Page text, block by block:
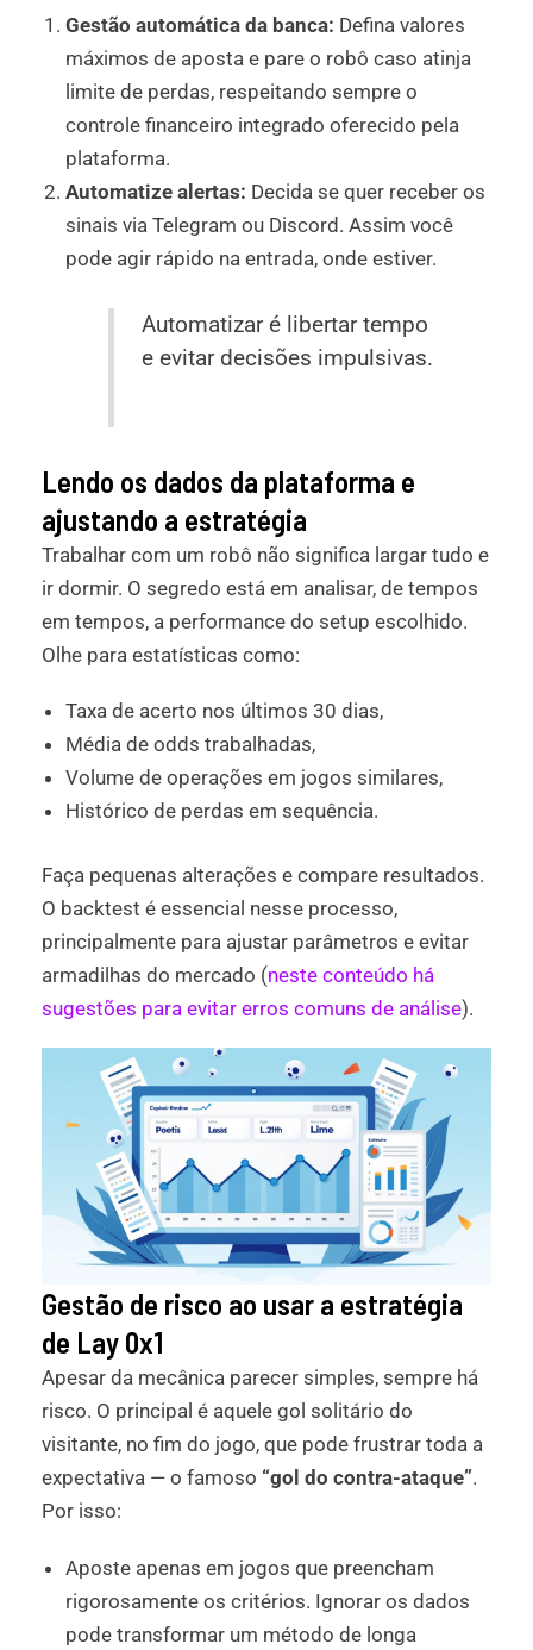
Gestão automática da banca: Defina valores
máximos de aposta e pare o robô caso atinja
limite de perdas, respeitando sempre o
controle financeiro integrado oferecido pela
plataforma.
Automatize alertas: Decida se quer receber os
sinais via Telegram ou Discord. Assim você
pode agir rápido na entrada, onde estiver.
Automatizar é libertar tempo
e evitar decisões impulsivas.
Lendo os dados da plataforma e
ajustando a estratégia
Trabalhar com um robô não significa largar tudo e
ir dormir. O segredo está em analisar, de tempos
em tempos, a performance do setup escolhido.
Olhe para estatísticas como:
Taxa de acerto nos últimos 30 dias,
Média de odds trabalhadas,
Volume de operações em jogos similares,
Histórico de perdas em sequência.
Faça pequenas alterações e compare resultados.
O backtest é essencial nesse processo,
principalmente para ajustar parâmetros e evitar
armadilhas do mercado (neste conteúdo há
sugestões para evitar erros comuns de análise).
Gestão de risco ao usar a estratégia
de Lay 0x1
Apesar da mecânica parecer simples, sempre há
risco. O principal é aquele gol solitário do
visitante, no fim do jogo, que pode frustrar toda a
expectativa — o famoso “gol do contra-ataque”.
Por isso:
Aposte apenas em jogos que preencham
rigorosamente os critérios. Ignorar os dados
pode transformar um método de longa